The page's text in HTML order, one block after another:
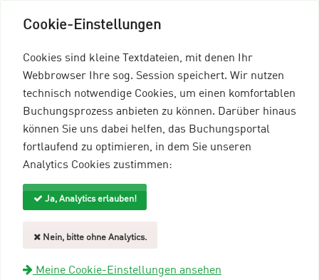
Cookie-Einstellungen
Cookies sind kleine Textdateien, mit denen Ihr
Webbrowser Ihre sog. Session speichert. Wir nutzen
technisch notwendige Cookies, um einen komfortablen
Buchungsprozess anbieten zu können. Darüber hinaus
können Sie uns dabei helfen, das Buchungsportal
fortlaufend zu optimieren, in dem Sie unseren
Analytics Cookies zustimmen:
Ja, Analytics erlauben!
Nein, bitte ohne Analytics.
Meine Cookie-Einstellungen ansehen
Menü einblenden
mein96-Profil
Anmelden
Suche und Filter
ANMELDUNG